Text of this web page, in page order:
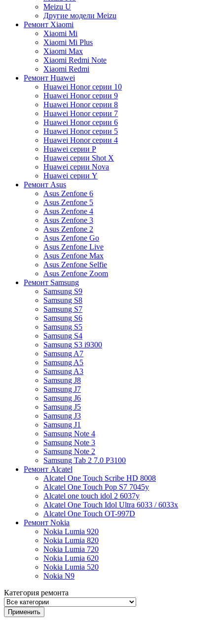
Meizu U
Другие модели Meizu
Ремонт Xiaomi
Xiaomi Mi
Xiaomi Mi Plus
Xiaomi Max
Xiaomi Redmi Note
Xiaomi Redmi
Ремонт Huawei
Huawei Honor серии 10
Huawei Honor серии 9
Huawei Honor серии 8
Huawei Honor серии 7
Huawei Honor серии 6
Huawei Honor серии 5
Huawei Honor серии 4
Huawei серии P
Huawei серии Shot X
Huawei серии Nova
Huawei серии Y
Ремонт Asus
Asus Zenfone 6
Asus Zenfone 5
Asus Zenfone 4
Asus Zenfone 3
Asus Zenfone 2
Asus Zenfone Go
Asus Zenfone Live
Asus Zenfone Max
Asus Zenfone Selfie
Asus Zenfone Zoom
Ремонт Samsung
Samsung S9
Samsung S8
Samsung S7
Samsung S6
Samsung S5
Samsung S4
Samsung S3 i9300
Samsung A7
Samsung A5
Samsung A3
Samsung J8
Samsung J7
Samsung J6
Samsung J5
Samsung J3
Samsung J1
Samsung Note 4
Samsung Note 3
Samsung Note 2
Samsung Tab 2 7.0 P3100
Ремонт Alcatel
Alcatel One Touch Scribe HD 8008
Alcatel One Touch Pop S7 7045y
Alcatel one touch idol 2 6037y
Alcatel One Touch Idol Ultra 6033 / 6033x
Alcatel One Touch OT-997D
Ремонт Nokia
Nokia Lumia 920
Nokia Lumia 820
Nokia Lumia 720
Nokia Lumia 620
Nokia Lumia 520
Nokia N9
Категория ремонта